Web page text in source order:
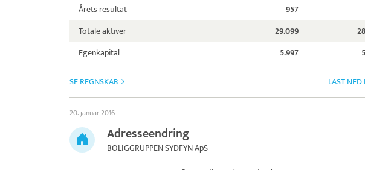
Årets resultat
957
Totale aktiver
29.099
Egenkapital
5.997
SE REGNSKAB LAST NED
20. januar 2016
Adresseendring
BOLIGGRUPPEN SYDFYN ApS